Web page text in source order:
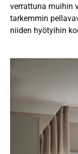
verrattuna muihin
tarkemmin
niiden hyötyihin